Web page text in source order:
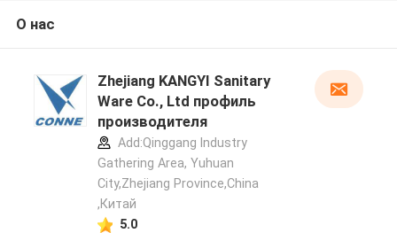
О нас
Zhejiang KANGYI Sanitary
Ware Co., Ltd профиль
производителя
Add:Qinggang lndustry
Gathering Area, Yuhuan
City,Zhejiang Province,China
,Китай
5.0